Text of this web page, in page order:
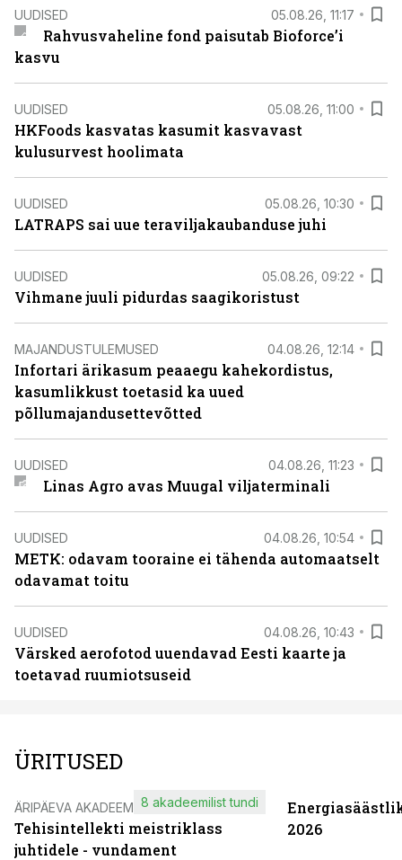
UUDISED 05.08.26, 11:17
Rahvusvaheline fond paisutab Bioforce’i
kasvu
UUDISED 05.08.26, 11:00
HKFoods kasvatas kasumit kasvavast
kulusurvest hoolimata
UUDISED 05.08.26, 10:30
LATRAPS sai uue teraviljakaubanduse juhi
UUDISED 05.08.26, 09:22
Vihmane juuli pidurdas saagikoristust
MAJANDUSTULEMUSED 04.08.26, 12:14
Infortari ärikasum peaaegu kahekordistus,
kasumlikkust toetasid ka uued
põllumajandusettevõtted
UUDISED 04.08.26, 11:23
Linas Agro avas Muugal viljaterminali
UUDISED 04.08.26, 10:54
METK: odavam tooraine ei tähenda automaatselt
odavamat toitu
UUDISED 04.08.26, 10:43
Värsked aerofotod uuendavad Eesti kaarte ja
toetavad ruumiotsuseid
ÜRITUSED
ÄRIPÄEVA AKADEEMIA
Tehisintellekti meistriklass
juhtidele - vundament
8 akadeemilist tundi
2026